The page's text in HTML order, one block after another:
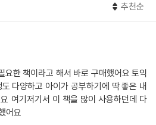
추천순
요한 책이라고 해서 바로 구매했어요 토익
다양하고 아이가 공부하기에 딱 좋은 내
여기저기서 이 책을 많이 사용하던데 다
어요